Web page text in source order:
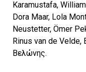
Karamustafa,
Dora Maar, Lola
Neustetter, Ömer
Rinus van de Velde,
Βελώνης.